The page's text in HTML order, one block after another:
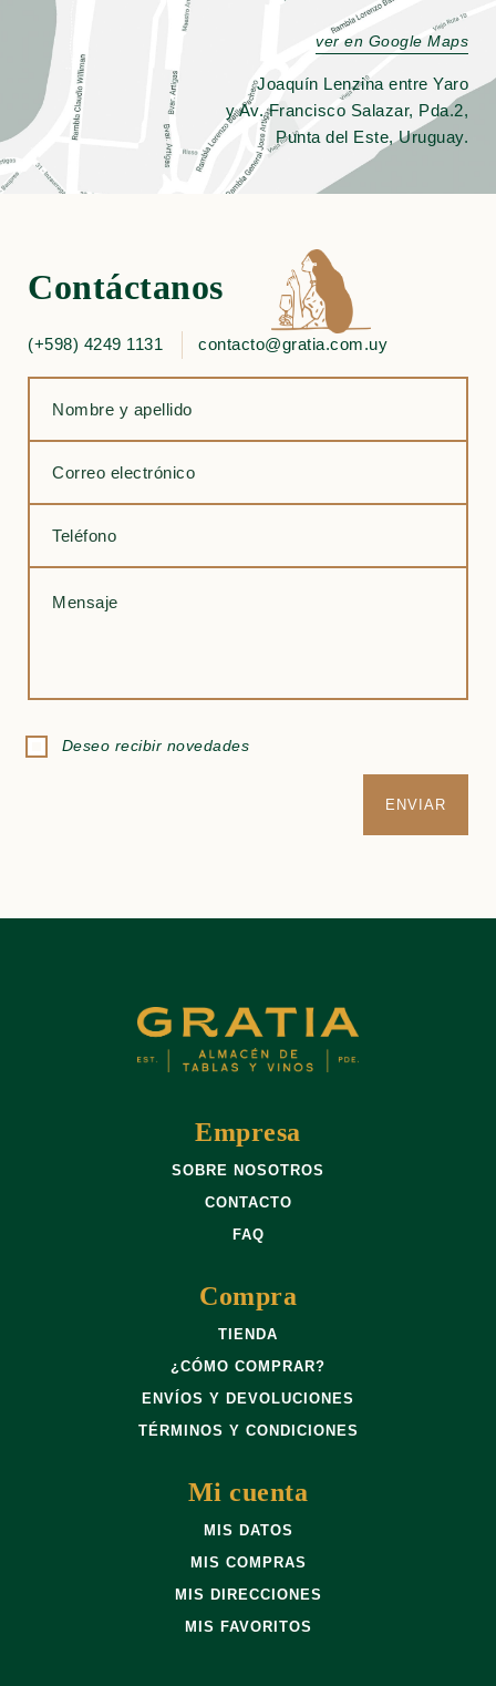
Contáctanos
(+598) 4249 1131 contacto@gratia.com.uy
Deseo recibir novedades
ver en Google Maps
Joaquín Lenzina entre Yaro
y Av. Francisco Salazar, Pda.2,
Punta del Este, Uruguay.
Empresa
SOBRE NOSOTROS
CONTACTO
FAQ
Compra
TIENDA
¿CÓMO COMPRAR?
ENVÍOS Y DEVOLUCIONES
TÉRMINOS Y CONDICIONES
Mi cuenta
MIS DATOS
MIS COMPRAS
MIS DIRECCIONES
MIS FAVORITOS